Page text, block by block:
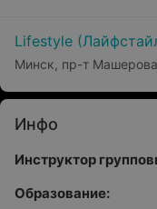
Lifestyle
Минск, пр-т
Инфо
Инструктор
Образование: